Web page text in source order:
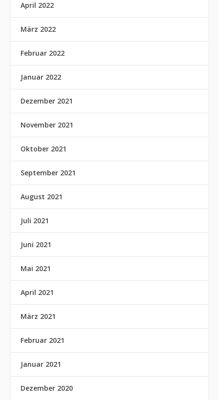
April 2022
März 2022
Februar 2022
Januar 2022
Dezember 2021
November 2021
Oktober 2021
September 2021
August 2021
Juli 2021
Juni 2021
Mai 2021
April 2021
März 2021
Februar 2021
Januar 2021
Dezember 2020